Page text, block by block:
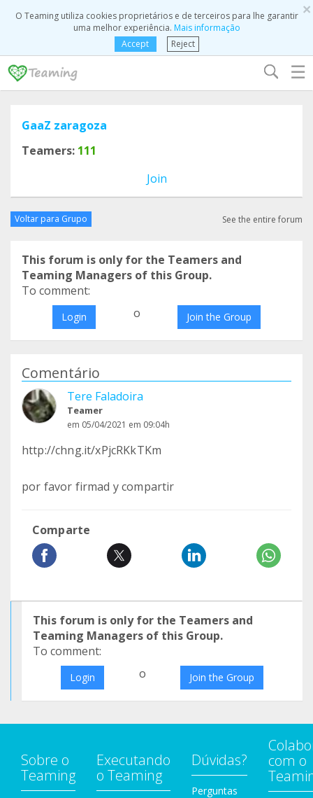
×
O Teaming utiliza cookies proprietários e de terceiros para lhe garantir
uma melhor experiência. Mais informação
Accept
Reject
☰
GaaZ zaragoza
Teamers: 111
Join
Voltar para Grupo See the entire forum
This forum is only for the Teamers and
Teaming Managers of this Group.
To comment:
Login o Join the Group
Comentário
Tere Faladoira
Teamer
em 05/04/2021 em 09:04h
http://chng.it/xPjcRKkTKm
por favor firmad y compartir
Comparte
This forum is only for the Teamers and
Teaming Managers of this Group.
To comment:
Login o Join the Group
Sobre o
Teaming
Executando
o Teaming
Dúvidas?
Perguntas
com o